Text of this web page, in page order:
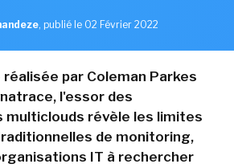
, publié le 02 Février 2022
par Coleman Parkes
l'essor des
multiclouds révèle les limites
de monitoring,
IT à rechercher